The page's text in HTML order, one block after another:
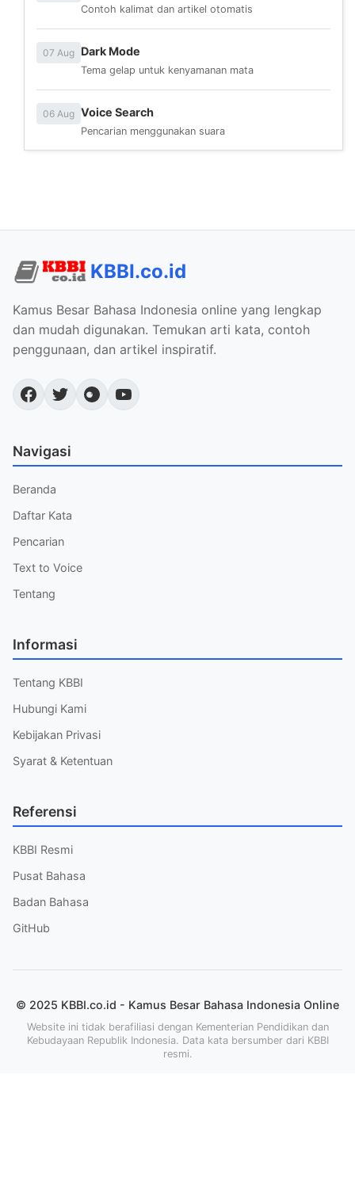
Contoh kalimat dan artikel otomatis
07 Aug Dark Mode
Tema gelap untuk kenyamanan mata
06 Aug Voice Search
Pencarian menggunakan suara
KBBI.co.id
Kamus Besar Bahasa Indonesia online yang lengkap
dan mudah digunakan. Temukan arti kata, contoh
penggunaan, dan artikel inspiratif.
Navigasi
Beranda
Daftar Kata
Pencarian
Text to Voice
Tentang
Informasi
Tentang KBBI
Hubungi Kami
Kebijakan Privasi
Syarat & Ketentuan
Referensi
KBBI Resmi
Pusat Bahasa
Badan Bahasa
GitHub
© 2025 KBBI.co.id - Kamus Besar Bahasa Indonesia Online
Website ini tidak berafiliasi dengan Kementerian Pendidikan dan
Kebudayaan Republik Indonesia. Data kata bersumber dari KBBI
resmi.